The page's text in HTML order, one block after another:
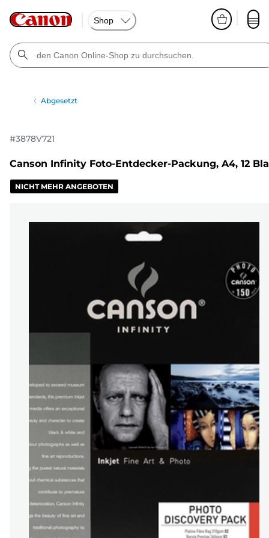
Shop
Abgesetzt
#3878V721
Canson Infinity Foto-Entdecker-Packung, A4, 12
NICHT MEHR ANGEBOTEN